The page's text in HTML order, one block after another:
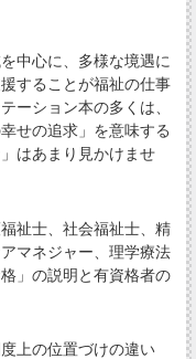
中心に、多様な境遇に
することが福祉の仕事
ーション本の多くは、
せの追求」を意味する
はあまり見かけませ
祉士、社会福祉士、精
マネジャー、理学療法
」の説明と有資格者の
上の位置づけの違い